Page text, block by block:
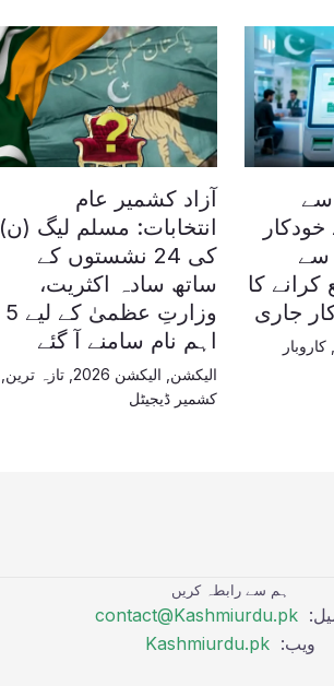
سے
سے
کا
جاری
,کاروبار
آزاد کشمیر عام
انتخابات: مسلم لیگ (ن)
کی 24 نشستوں کے
ساتھ سادہ اکثریت،
وزارتِ عظمیٰ کے لیے 5
اہم نام سامنے آ گئے
الیکشن الیکشن 2026 ,تازہ ترین
کشمیر ڈیجیٹل
ہم سے رابطہ کریں
contact@Kashmiurdu.pk
ویب: Kashmiurdu.pk